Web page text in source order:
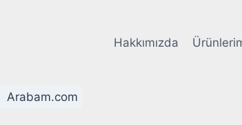
Hakkımızda
Arabam.com